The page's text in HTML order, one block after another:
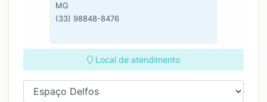
MG
(33) 98848-8476
Local de atendimento